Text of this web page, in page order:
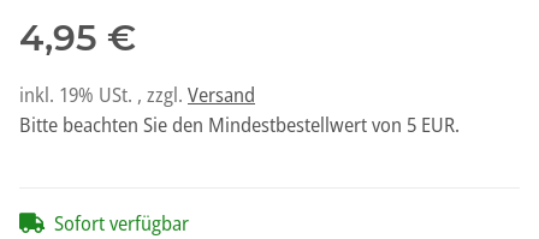
4,95 €
inkl. 19% USt. , zzgl. Versand
Bitte beachten Sie den Mindestbestellwert von 5 EUR.
Sofort verfügbar